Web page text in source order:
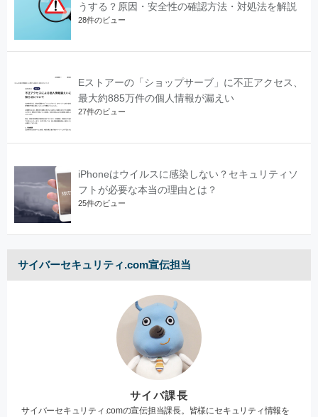
うする？原因・安全性の確認方法・対処法を解説
28件のビュー
Eストアーの「ショップサーブ」に不正アクセス、
最大約885万件の個人情報が漏えい
27件のビュー
iPhoneはウイルスに感染しない？セキュリティソ
フトが必要な本当の理由とは？
25件のビュー
サイバーセキュリティ.com宣伝担当
サイバ課長
サイバーセキュリティ.comの宣伝担当課長。皆様にセキュリティ情報を